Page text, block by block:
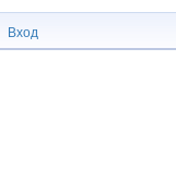
Вход